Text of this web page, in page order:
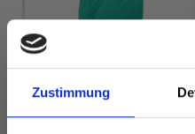
Zustimmung